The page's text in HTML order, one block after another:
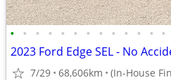
• • • • • • • • • • • • •
7/29 68,606km